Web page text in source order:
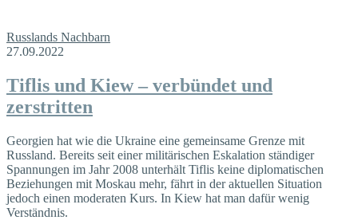
Russlands Nachbarn
27.09.2022
Tiflis und Kiew – verbündet und
zerstritten
Georgien hat wie die Ukraine eine gemeinsame Grenze mit
Russland. Bereits seit einer militärischen Eskalation ständiger
Spannungen im Jahr 2008 unterhält Tiflis keine diplomatischen
Beziehungen mit Moskau mehr, fährt in der aktuellen Situation
jedoch einen moderaten Kurs. In Kiew hat man dafür wenig
Verständnis.